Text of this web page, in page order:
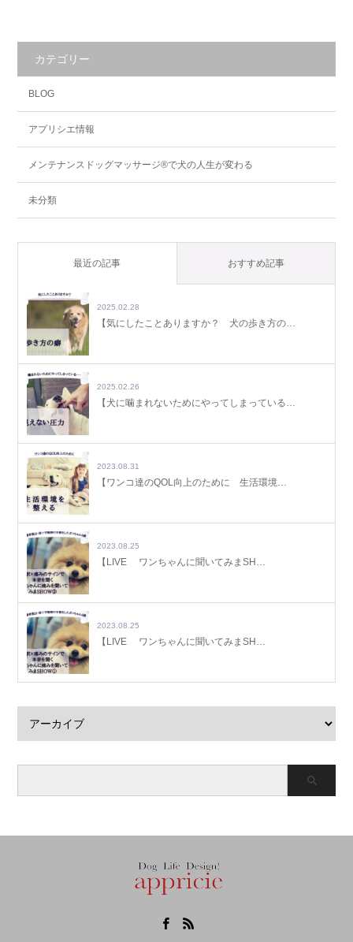
カテゴリー
BLOG
アプリシエ情報
メンテナンスドッグマッサージ®で犬の人生が変わる
未分類
最近の記事 おすすめ記事
2025.02.28
【気にしたことありますか？ 犬の歩き方の…
2025.02.26
【犬に噛まれないためにやってしまっている…
2023.08.31
【ワンコ達のQOL向上のために 生活環境…
2023.08.25
【LIVE ワンちゃんに聞いてみまSH…
2023.08.25
【LIVE ワンちゃんに聞いてみまSH…